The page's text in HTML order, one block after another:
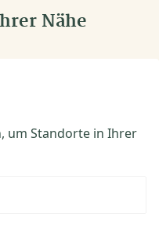
Nähe
um Standorte in Ihrer